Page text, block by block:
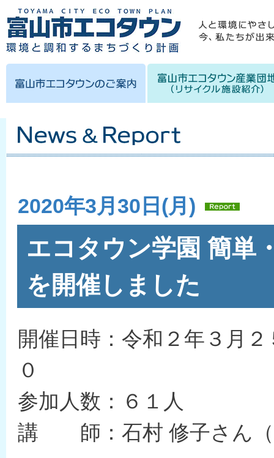
2020年3月30日(月)
エコタウン学園 簡単
を開催しました
開催日時：令和２年３月
０
参加人数：６１人
講 師：石村 修子さん（